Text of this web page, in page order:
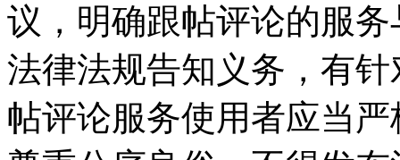
议，明确跟帖评论的服
法律法规告知义务，有
帖评论服务使用者应当